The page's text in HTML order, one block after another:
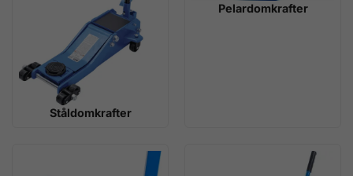
Ståldomkrafter
Pelardomkrafter